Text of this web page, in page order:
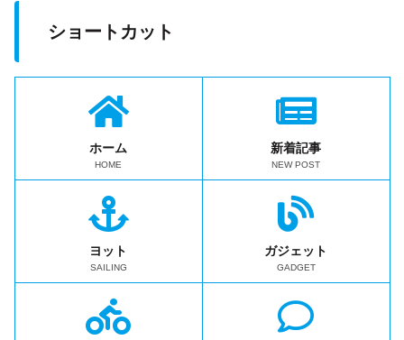
ショートカット
ホーム
HOME
新着記事
NEW POST
ヨット
SAILING
ガジェット
GADGET